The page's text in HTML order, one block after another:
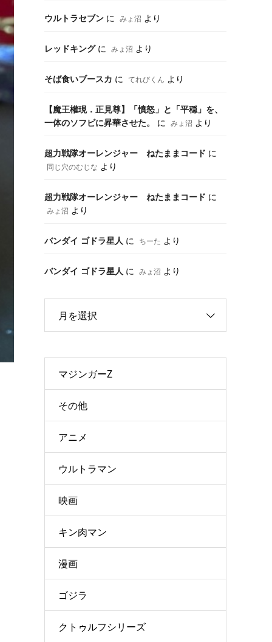
ウルトラセブン に みょ沼 より
レッドキングに みょ沼 より
そば食いブースカ に てれびくん より
【魔王權現．正見尊】「憤怒」と「平穏」を、
一体のソフビに昇華させた。
に みょ沼 より
超力戦隊オーレンジャー ねたままコード に
同じ穴のむじな より
超力戦隊オーレンジャー ねたままコード に
みょ沼 より
バンダイ ゴドラ星人 に ちーた より
バンダイ ゴドラ星人 に みょ沼 より
月を選択
マジンガーZ
その他
アニメ
ウルトラマン
映画
キン肉マン
漫画
ゴジラ
クトゥルフシリーズ